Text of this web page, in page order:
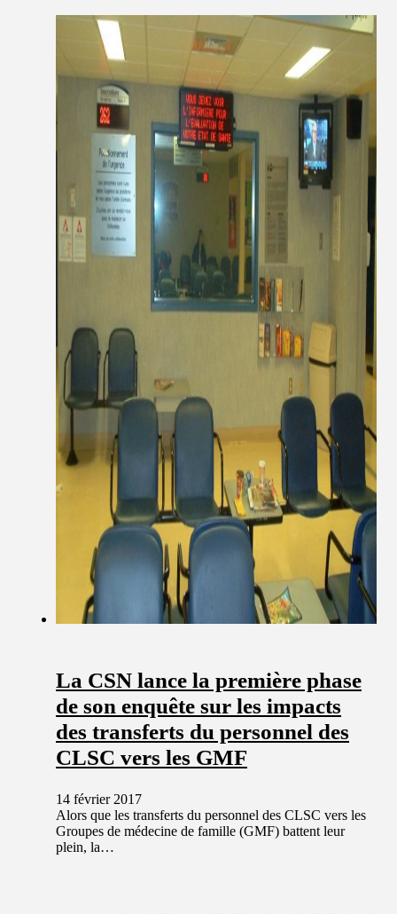
La CSN lance la première phase
de son enquête sur les impacts
des transferts du personnel des
CLSC vers les GMF
14 février 2017
Alors que les transferts du personnel des CLSC vers les
Groupes de médecine de famille (GMF) battent leur
plein, la…